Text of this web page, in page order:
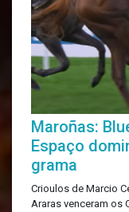
Maroñas:
Espaço
grama
Crioulos de Marcio
Araras venceram os